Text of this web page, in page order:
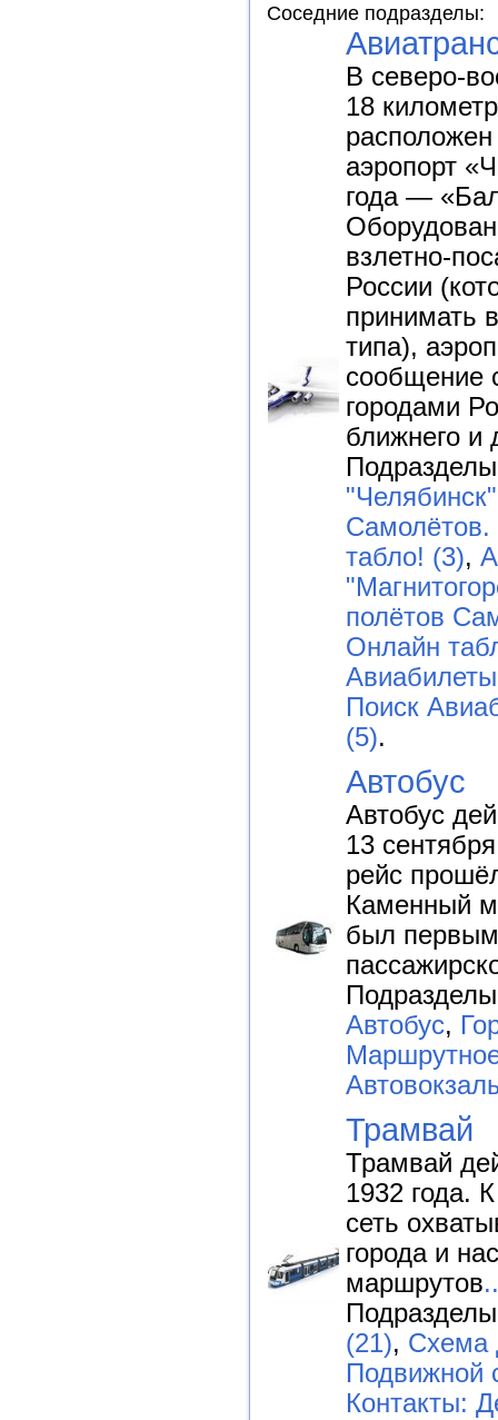
Соседние подразделы:
В северо-
18
аэропорт
года —
взлетно-
России
принимать
типа),
сообщение
городами
ближнего и
табло! (3),
полётов
Онлайн
Поиск
(5).
Автобус
Автобус
13
рейс
Каменный
был
Автобус,
Трамвай
Трамвай
1932 года.
сеть
города и
маршрутов
(21), Схема
Подвижной
Контакты: